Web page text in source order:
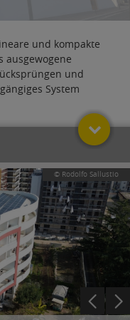
und kompakte
ausgewogene
und
System
© Rodolfo Sallustio